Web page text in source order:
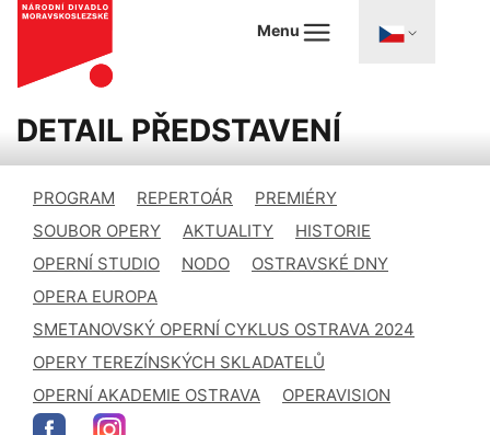
Menu
DETAIL PŘEDSTAVENÍ
PROGRAM REPERTOÁR
PREMIÉRY
SOUBOR OPERY
AKTUALITY
HISTORIE
OPERNÍ STUDIO
NODO
OSTRAVSKÉ DNY
OPERA EUROPA
SMETANOVSKÝ OPERNÍ CYKLUS OSTRAVA 2024
OPERY TEREZÍNSKÝCH SKLADATELŮ
OPERNÍ AKADEMIE OSTRAVA
OPERAVISION